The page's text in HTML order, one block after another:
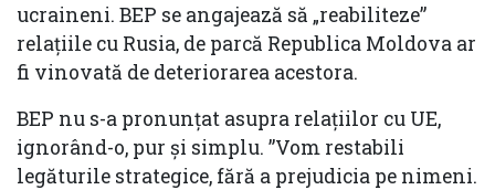
ucraineni. BEP se angajează să „reabiliteze”
relațiile cu Rusia, de parcă Republica Moldova ar
fi vinovată de deteriorarea acestora.
BEP nu s-a pronunțat asupra relațiilor cu UE,
ignorând-o, pur și simplu. ”Vom restabili
legăturile strategice, fără a prejudicia pe nimeni.